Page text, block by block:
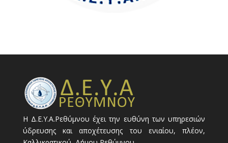
Η Δ.Ε.Υ.Α.Ρεθύμνου έχει την ευθύνη των υπηρεσιών
ύδρευσης και αποχέτευσης του ενιαίου, πλέον,